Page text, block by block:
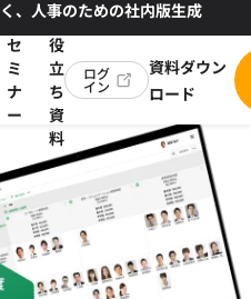
、人事のための社内版生成
セ
ミ
ナ
ー
お
役
立
ち
資
料
ログ
イン
資料ダウン
ロード